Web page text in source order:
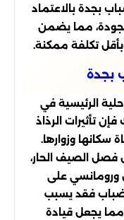
بجدة بالاعتماد
مما يضمن
تكلفة ممكنة.
بجدة
الرئيسية في
تأثيرات الرذاذ
سكانها وزوارها.
فصل الصيف الحار،
ورومانسي على
الضباب فقد يسبب
مما يجعل قيادة